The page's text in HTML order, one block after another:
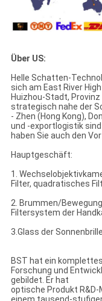
Über US:
Helle Schatten-
sich am East River
Huizhou-Stadt,
strategisch nahe der
- Zhen (Hong Kong),
und -exportlogistik
haben Sie auch den
Hauptgeschäft:
1.
Filter, quadratisches
2. Brummen/
Filtersystem der
3.Glass der
BST hat ein
Forschung und
gebildet. Er hat
optische Produkt
einem tausend-